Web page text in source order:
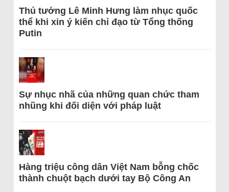
Thủ tướng Lê Minh Hưng làm nhục quốc
thể khi xin ý kiến chỉ đạo từ Tổng thống
Putin
Sự nhục nhã của những quan chức tham
nhũng khi đối diện với pháp luật
Hàng triệu công dân Việt Nam bỗng chốc
thành chuột bạch dưới tay Bộ Công An